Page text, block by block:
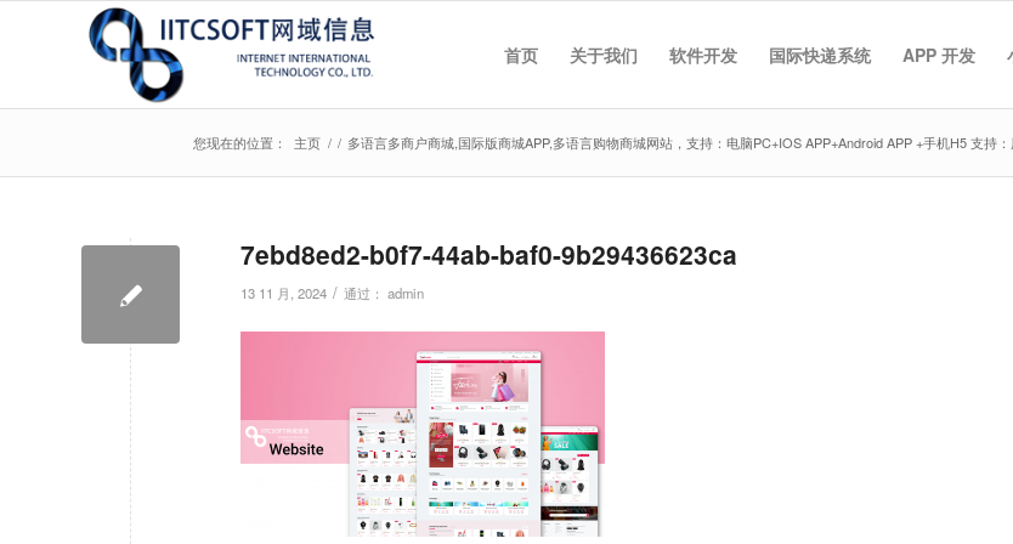
首页 关于我们 软件开发 国际快递系统 APP 开发
您现在的位置： 主页 / / 多语言多商户商城,国际版商城APP,多语言购物商城网站，支持：电脑PC+IOS APP+Android APP +手机H5 支持
7ebd8ed2-b0f7-44ab-baf0-9b29436623ca
13 11 月, 2024 / 通过： admin